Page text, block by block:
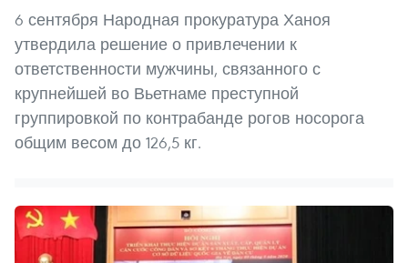
6 сентября Народная прокуратура Ханоя
утвердила решение о привлечении к
ответственности мужчины, связанного с
крупнейшей во Вьетнаме преступной
группировкой по контрабанде рогов носорога
общим весом до 126,5 кг.